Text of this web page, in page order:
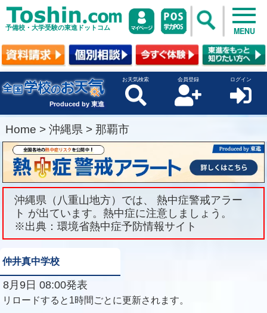
予備校・大学受験の東進ドットコム MENU
Produced by 東進
お天気検索 会員登録 ログイン
Home > 沖縄県 > 那覇市
沖縄県（八重山地方）では、 熱中症警戒アラー
ト が出ています。熱中症に注意しましょう。
※出典：環境省熱中症予防情報サイト
仲井真中学校
8月9日 08:00発表
リロードすると1時間ごとに更新されます。